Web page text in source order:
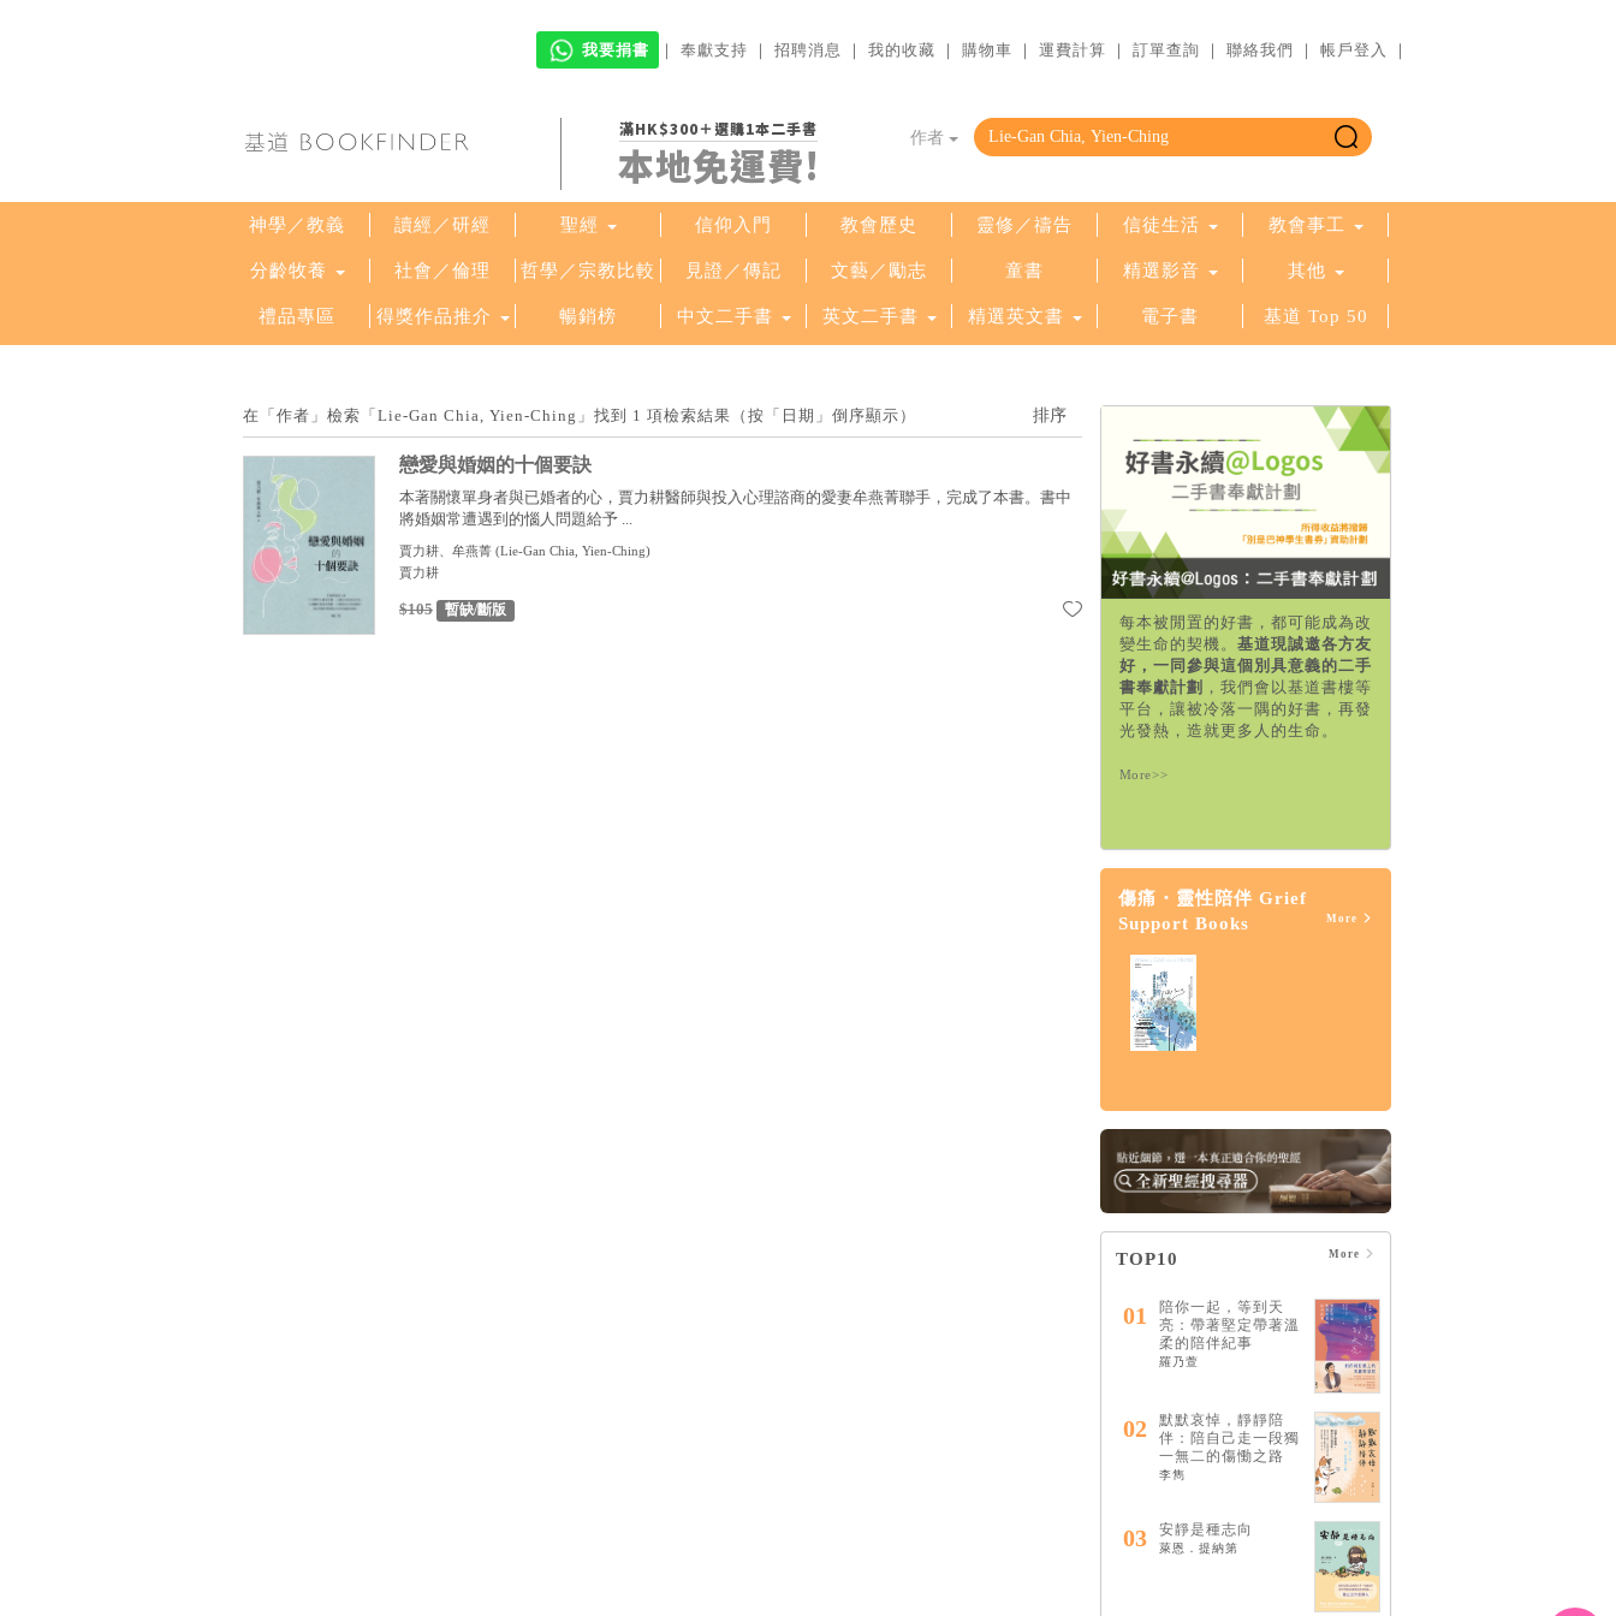
我要捐書 ｜ 奉獻支持 ｜ 招聘消息 ｜ 我的收藏 ｜ 購物車 ｜ 運費計算 ｜ 訂單查詢 ｜ 聯絡我們 ｜ 帳戶登入 ｜
滿HK$300＋選購1本二手書
本地免運費!
作者
神學／教義 讀經／研經 聖經 信仰入門 教會歷史 靈修／禱告 信徒生活 教會事工
分齡牧養 社會／倫理 哲學／宗教比較 見證／傳記 文藝／勵志 童書 精選影音 其他
禮品專區 得獎作品推介 暢銷榜 中文二手書 英文二手書 精選英文書 電子書 基道 Top 50
在「作者」檢索「Lie-Gan Chia, Yien-Ching」找到 1 項檢索結果（按「日期」倒序顯示）
戀愛與婚姻的十個要訣
本著關懷單身者與已婚者的心，賈力耕醫師與投入心理諮商的愛妻牟燕菁聯手，完成了本書。書中
將婚姻常遭遇到的惱人問題給予 ...
賈力耕、牟燕菁 (Lie-Gan Chia, Yien-Ching)
賈力耕
$105 暫缺/斷版
每本被閒置的好書，都可能成為改
變生命的契機。 基道現誠邀各方友
好，一同參與這個別具意義的二手
書奉獻計劃 ，我們會以基道書樓等
平台，讓被冷落一隅的好書，再發
光發熱，造就更多人的生命。
More>>
傷痛・靈性陪伴 Grief
Support Books
More
的苦難神學
HK$164 $173
TOP10 More
01
陪你一起，等到天
亮：帶著堅定帶著溫
柔的陪伴紀事
羅乃萱
02
默默哀悼，靜靜陪
伴：陪自己走一段獨
一無二的傷慟之路
李雋
03 安靜是種志向
萊恩．提納第